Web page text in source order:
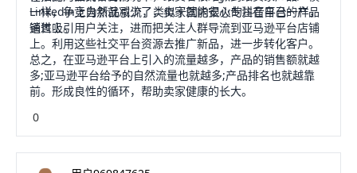
一样，争竞自然就减少了，卖家就能安心专注在自己的产品
销售上。
Linkedin上为新品引流，类似于国内很火的抖音平台一样，
通过吸引用户关注，进而把关注人群导流到亚马逊平台店铺
上。利用这些社交平台资源去推广新品，进一步转化客户。
总之，在亚马逊平台上引入的流量越多，产品的销售额就越
多;亚马逊平台给予的自然流量也就越多;产品排名也就越靠
前。形成良性的循环，帮助卖家健康的长大。
0